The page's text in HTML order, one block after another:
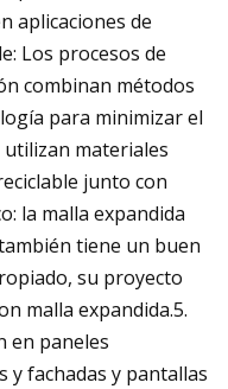
aplicaciones de
Los procesos de
combinan métodos
para minimizar el
utilizan materiales
junto con
la malla expandida
tiene un buen
su proyecto
malla expandida.5.
en paneles
fachadas y pantallas